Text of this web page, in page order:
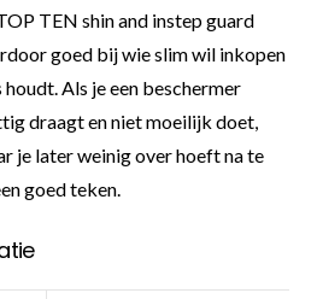
TEN shin and instep guard
goed bij wie slim wil inkopen
Als je een beschermer
draagt en niet moeilijk doet,
je later weinig over hoeft na te
goed teken.